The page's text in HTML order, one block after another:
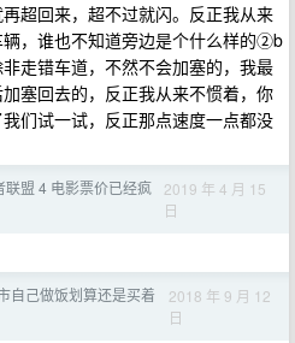
超回来，超不过就闪。反正我从来
，谁也不知道旁边是个什么样的②b
走错车道，不然不会加塞的，我最
塞回去的，反正我从来不惯着，你
们试一试，反正那点速度一点都没
联盟 4 电影票价已经疯
2019 年 4 月 15
日
自己做饭划算还是买着
2018 年 9 月 12
日